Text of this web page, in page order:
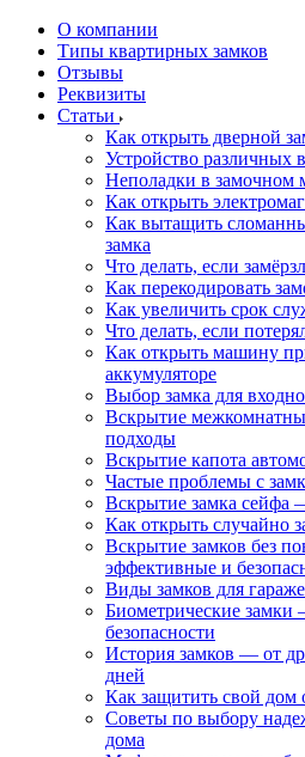
О компании
Типы квартирных замков
Отзывы
Реквизиты
Статьи
Как открыть дверной
Устройство различных
Неполадки в замочном
Как открыть
Как вытащить
замка
Что делать, если
Как перекодировать
Как увеличить срок
Что делать, если
Как открыть машину
аккумуляторе
Выбор замка для
Вскрытие
подходы
Вскрытие капота
Частые проблемы с
Вскрытие замка сейфа
Как открыть случайно
Вскрытие замков без
эффективные и
Виды замков для
Биометрические
безопасности
История замков — от
дней
Как защитить свой дом
Советы по выбору
дома